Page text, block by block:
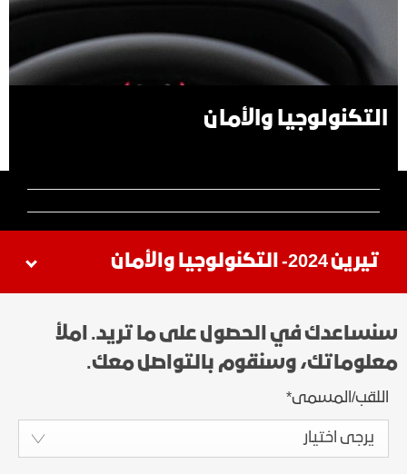
التكنولوجيا والأمان
تيرين 2024- التكنولوجيا والأمان
سنساعدك في الحصول على ما تريد. املأ
معلوماتك، وسنقوم بالتواصل معك.
اللقب/المسمى*
يرجى اختيار